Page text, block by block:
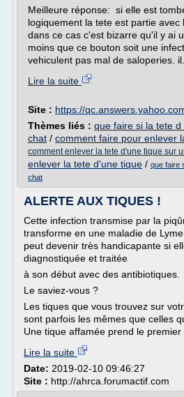
Meilleure réponse: si elle est
logiquement la tete est partie
dans ce cas c'est bizarre qu'il y ai
moins que ce bouton soit une
vehiculent pas mal de saloperies. il...
Lire la suite
Site : https://
Thèmes liés : que faire si la tete
chat / comment faire pour enlever
comment enlever la tete d'une tique sur
enlever la tete d'une tique / que faire
chat
ALERTE AUX TIQUES !
Cette infection transmise par la
transforme en une maladie de
peut devenir très handicapante si
diagnostiquée et traitée
à son début avec des antibiotiques.
Le saviez-vous ?
Les tiques que vous trouvez sur
sont parfois les mêmes que celles
Une tique affamée prend le premier
Lire la suite
Date: 2019-02-10 09:46:27
Site : http://ahrca.forumactif.com